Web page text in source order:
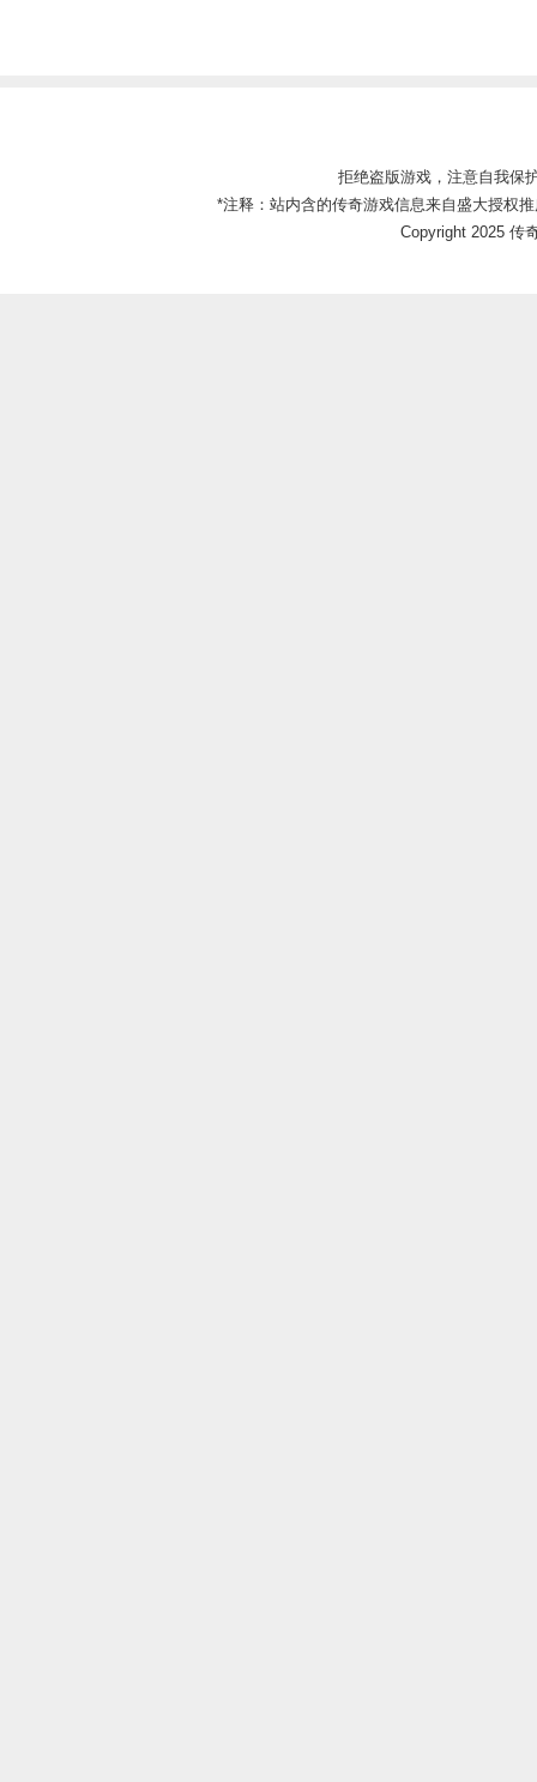
拒绝盗版游戏，注意自我保
*注释：站内含的传奇游戏信息来自盛大授权
Copyright 2025 传